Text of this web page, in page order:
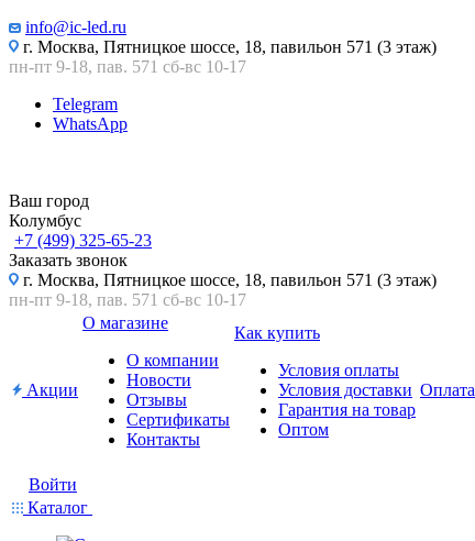
info@ic-led.ru
г. Москва, Пятницкое шоссе, 18, павильон 571 (3 этаж)
пн-пт 9-18, пав. 571 сб-вс 10-17
Telegram
WhatsApp
Ваш город
Колумбус
+7 (499) 325-65-23
Заказать звонок
г. Москва, Пятницкое шоссе, 18, павильон 571 (3 этаж)
пн-пт 9-18, пав. 571 сб-вс 10-17
Акции
О магазине
О компании
Новости
Отзывы
Сертификаты
Контакты
Как купить
Условия оплаты
Условия доставки
Гарантия на товар
Оптом
Оплата
Войти
Каталог